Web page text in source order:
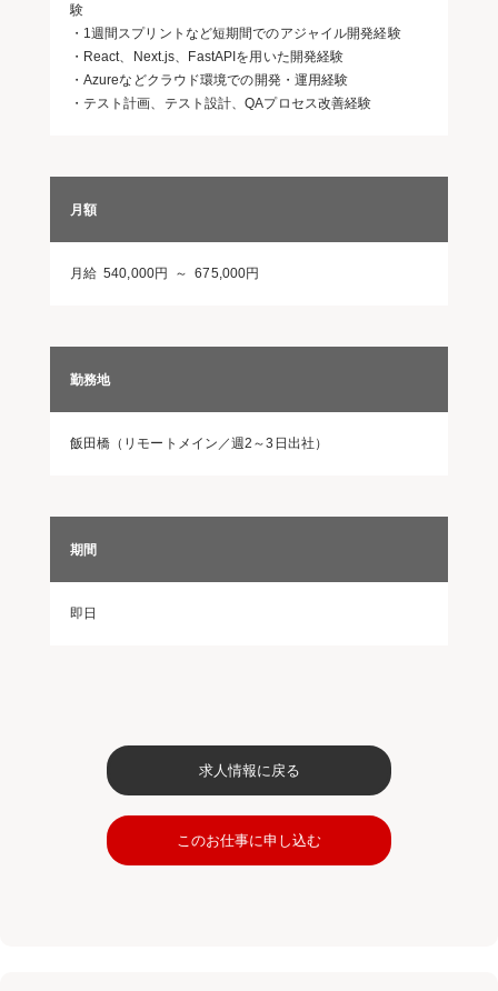
験
・1週間スプリントなど短期間でのアジャイル開発経験
・React、Next.js、FastAPIを用いた開発経験
・Azureなどクラウド環境での開発・運用経験
・テスト計画、テスト設計、QAプロセス改善経験
月額
月給 540,000円 ～ 675,000円
勤務地
飯田橋（リモートメイン／週2～3日出社）
期間
即日
求人情報に戻る
このお仕事に申し込む